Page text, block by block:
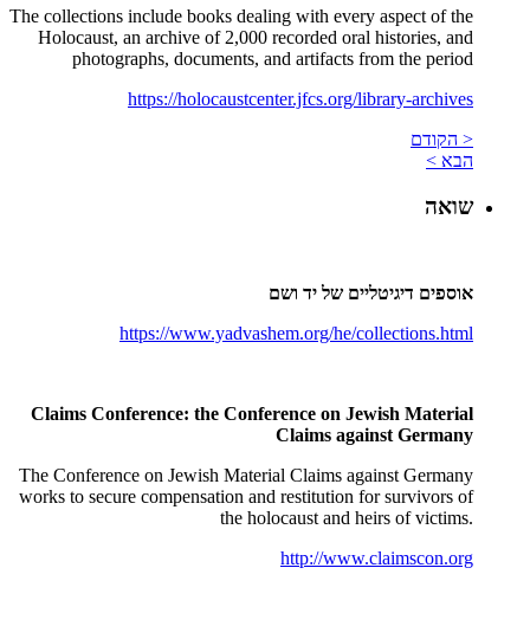
The collections include books dealing with every aspect of the
Holocaust, an archive of 2,000 recorded oral histories, and
photographs, documents, and artifacts from the period
https://holocaustcenter.jfcs.org/library-archives
< הקודם
הבא >
שואה
אוספים דיגיטליים של יד ושם
https://www.yadvashem.org/he/collections.html
Claims Conference: the Conference on Jewish Material
Claims against Germany
The Conference on Jewish Material Claims against Germany
works to secure compensation and restitution for survivors of
the holocaust and heirs of victims.
http://www.claimscon.org